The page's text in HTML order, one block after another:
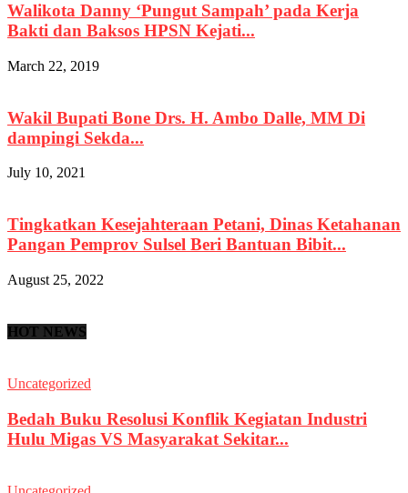
Walikota Danny ‘Pungut Sampah’ pada Kerja
Bakti dan Baksos HPSN Kejati...
March 22, 2019
Wakil Bupati Bone Drs. H. Ambo Dalle, MM Di
dampingi Sekda...
July 10, 2021
Tingkatkan Kesejahteraan Petani, Dinas Ketahanan
Pangan Pemprov Sulsel Beri Bantuan Bibit...
August 25, 2022
HOT NEWS
Uncategorized
Bedah Buku Resolusi Konflik Kegiatan Industri
Hulu Migas VS Masyarakat Sekitar...